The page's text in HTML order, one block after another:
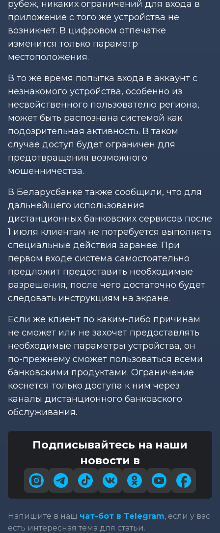
рубеж, никаких ограничений для входа в
приложение с того же устройства не
возникнет. В цифровом отпечатке
изменится только параметр
местоположения.
В то же время попытка входа в аккаунт с
незнакомого устройства, особенно из
несвойственного пользователю региона,
может быть распознана системой как
подозрительная активность. В таком
случае доступ будет ограничен для
предотвращения возможного
мошенничества.
В Беларусбанке также сообщили, что для
дальнейшего использования
дистанционных банковских сервисов после
1 июля клиентам не потребуется выполнять
специальные действия заранее. При
первом входе система самостоятельно
предложит предоставить необходимые
разрешения, после чего достаточно будет
следовать инструкциям на экране.
Если же клиент по каким-либо причинам
не сможет или не захочет предоставлять
необходимые параметры устройства, он
по-прежнему сможет пользоваться всеми
банковскими продуктами. Ограничение
коснется только доступа к ним через
каналы дистанционного банковского
обслуживания.
Подписывайтесь на наши
новости в
Напишите в наш чат-бот в Telegram, если у вас
есть интересная тема для статьи.